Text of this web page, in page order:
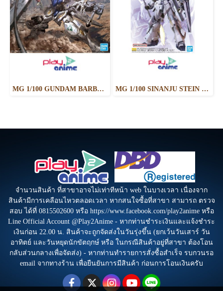
MG 1/100 GUNDAM BARBATOS LUPUS MG 1/100 SINANJU STEIN (NARRATIVE VER.) VER.KA
จำนวนสินค้า ที่สาขาอาจไม่เท่าทีหน้า web ในบางเวลา เนื่องจาก
สินค้ามีการเคลือนไหวตลอดเวลา หากสนใจซื้อที่สาขา สามารถ ตรวจ
สอบ ได้ที่ 0815502600 หรือ https://www.facebook.com/play2anime หรือ
Line Official Account @Play2Anime - หากท่านชำระเงินและแจ้งชำระ
เงินก่อน 22.00 น. สินค้าจะถูกจัดส่งในวันรุ่งขึ้น (ยกเว้นวันเสาร์ วัน
อาทิตย์ และวันหยุดนักขัตฤกษ์ หรือ ในกรณีสินค้าอยู่ที่สาขา ต้องโอน
กลับส่วนกลางเพื่อจัดส่ง) - หากท่านทำรายการสั่งซื้อสำเร็จ รบกวนรอ
email จากทางร้าน เพื่อยืนยันการมีสินค้า ก่อนการโอนเงินครับ